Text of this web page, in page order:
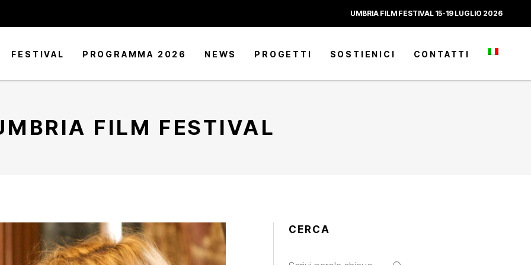
UMBRIA FILM FESTIVAL 15-19 LUGLIO 2026
FESTIVAL PROGRAMMA 2026 NEWS PROGETTI SOSTIENICI CONTATTI
FILM FESTIVAL
CERCA